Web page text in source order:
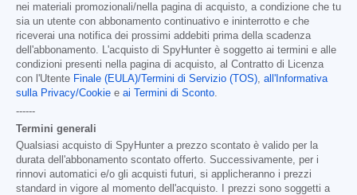
nei materiali promozionali/nella pagina di acquisto, a condizione che tu
sia un utente con abbonamento continuativo e ininterrotto e che
riceverai una notifica dei prossimi addebiti prima della scadenza
dell'abbonamento. L'acquisto di SpyHunter è soggetto ai termini e alle
condizioni presenti nella pagina di acquisto, al Contratto di Licenza
con l'Utente Finale (EULA)/Termini di Servizio (TOS), all'Informativa
sulla Privacy/Cookie e ai Termini di Sconto.
------
Termini generali
Qualsiasi acquisto di SpyHunter a prezzo scontato è valido per la
durata dell'abbonamento scontato offerto. Successivamente, per i
rinnovi automatici e/o gli acquisti futuri, si applicheranno i prezzi
standard in vigore al momento dell'acquisto. I prezzi sono soggetti a